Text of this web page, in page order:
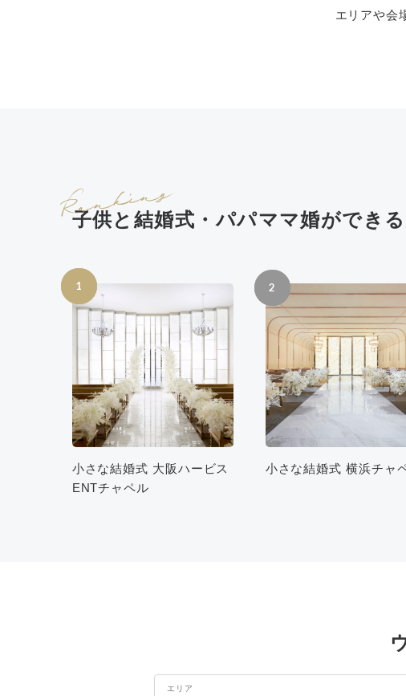
エリアや会
子供と結婚式・パパママ婚ができ
1
小さな結婚式 大阪ハービス
ENTチャペル
2
小さな結婚式 横浜チャ
エリア